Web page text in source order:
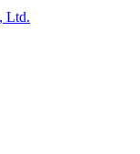
Ltd.